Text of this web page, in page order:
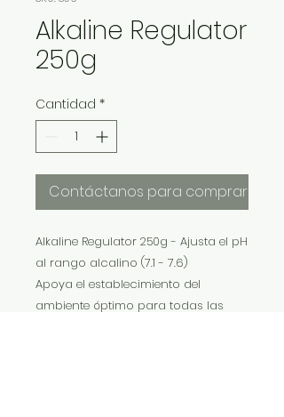
Alkaline Regulator
250g
Cantidad *
Contáctanos para comprar
Alkaline Regulator 250g - Ajusta el pH
al rango alcalino (7.1 - 7.6)
Apoya el establecimiento del
ambiente óptimo para todas las